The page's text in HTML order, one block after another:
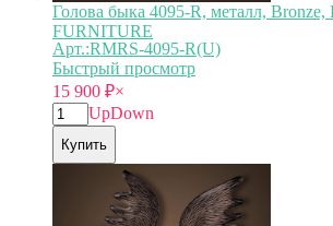
Голова быка 4095-R, металл, Bronze,
FURNITURE
Арт.:RMRS-4095-R(U)
Быстрый просмотр
15 900 ₽×
UpDown
Купить